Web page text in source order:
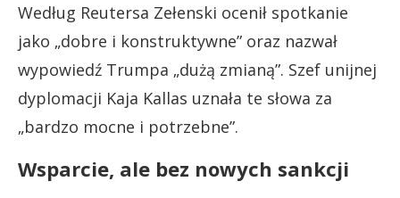
Według Reutersa Zełenski ocenił spotkanie
jako „dobre i konstruktywne” oraz nazwał
wypowiedź Trumpa „dużą zmianą”. Szef unijnej
dyplomacji Kaja Kallas uznała te słowa za
„bardzo mocne i potrzebne”.
Wsparcie, ale bez nowych sankcji